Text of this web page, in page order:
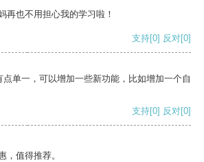
再也不用担心我的学习啦！
支持[0] 反对[0]
单一，可以增加一些新功能，比如增加一个自
支持[0] 反对[0]
，值得推荐。